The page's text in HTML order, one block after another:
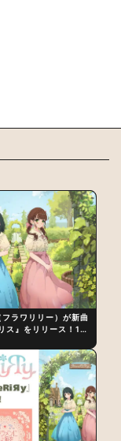
ラワリリー）が新曲
ス』をリリース！1st